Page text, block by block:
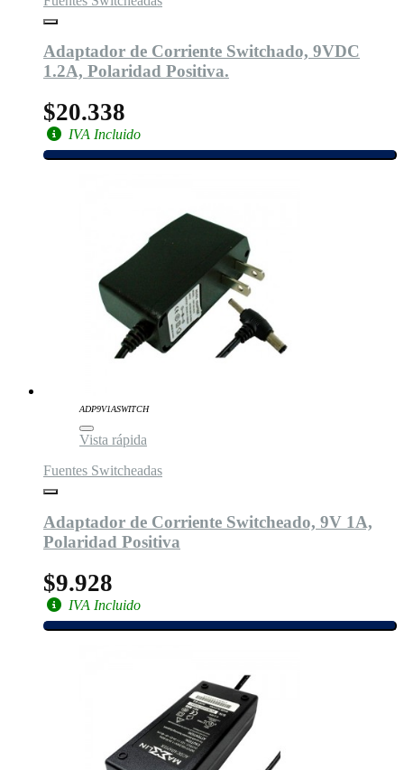
Adaptador de Corriente Switchado, 9VDC
1.2A, Polaridad Positiva.
$20.338
IVA Incluido
ADP9V1ASWITCH
Vista rápida
Fuentes Switcheadas
Adaptador de Corriente Switcheado, 9V 1A,
Polaridad Positiva
$9.928
IVA Incluido